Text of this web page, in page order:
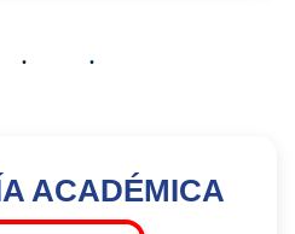
ACADÉMICA